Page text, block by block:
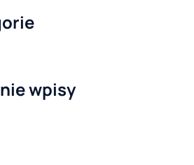
wpisy